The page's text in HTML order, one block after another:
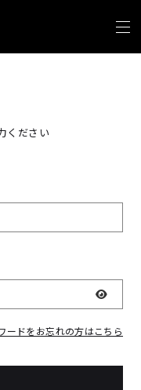
ください
表示
ードをお忘れの方はこちら